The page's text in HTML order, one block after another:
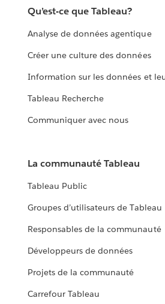
Qu’est-ce que Tableau?
Analyse de données agentique
Créer une culture des données
Information sur les données et
Tableau Recherche
Communiquer avec nous
La communauté Tableau
Tableau Public
Groupes d’utilisateurs de Tableau
Responsables de la communauté
Développeurs de données
Projets de la communauté
Carrefour Tableau